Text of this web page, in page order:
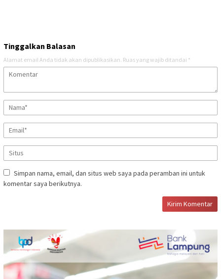
Tinggalkan Balasan
Alamat email Anda tidak akan dipublikasikan. Ruas yang wajib ditandai *
Simpan nama, email, dan situs web saya pada peramban ini untuk
komentar saya berikutnya.